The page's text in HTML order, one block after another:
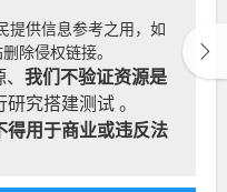
提供信息参考之用，如
除侵权链接。
我们不验证资源是
究搭建测试 。
得用于商业或违反法